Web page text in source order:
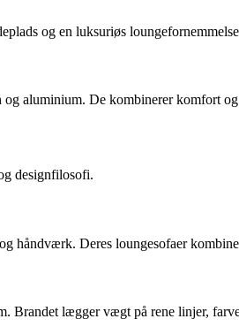
og en luksuriøs
aluminium. De kombinerer komfort
designfilosofi.
håndværk. Deres loungesofaer
Brandet lægger vægt på rene linjer,